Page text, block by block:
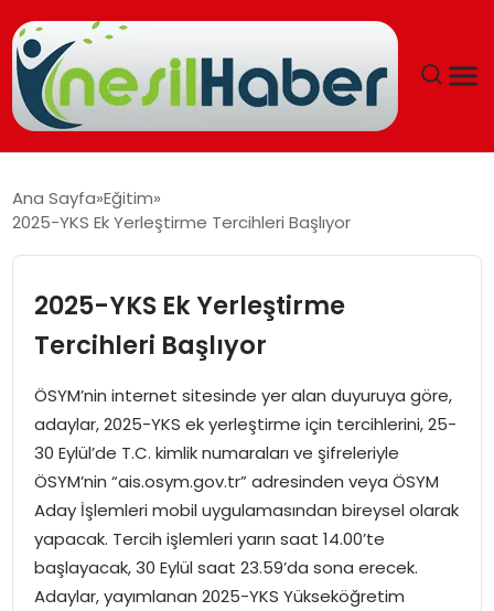
YAŞAM
EĞITIM
SOSYAL HABER
SPOR
EKONOMI
MAGAZIN
Ana Sayfa Eğitim
2025-YKS Ek Yerleştirme Tercihleri Başlıyor
2025-YKS Ek Yerleştirme
Tercihleri Başlıyor
ÖSYM’nin internet sitesinde yer alan duyuruya göre,
adaylar, 2025-YKS ek yerleştirme için tercihlerini, 25-
30 Eylül’de T.C. kimlik numaraları ve şifreleriyle
ÖSYM’nin “ais.osym.gov.tr” adresinden veya ÖSYM
Aday İşlemleri mobil uygulamasından bireysel olarak
yapacak. Tercih işlemleri yarın saat 14.00’te
başlayacak, 30 Eylül saat 23.59’da sona erecek.
Adaylar, yayımlanan 2025-YKS Yükseköğretim